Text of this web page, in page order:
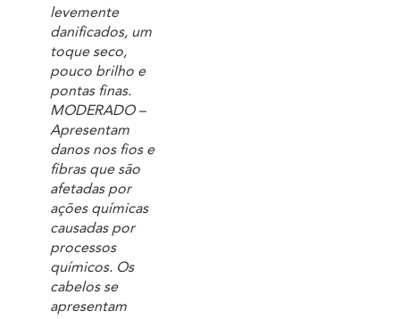
levemente
danificados, um
toque seco,
pouco brilho e
pontas finas.
MODERADO –
Apresentam
danos nos fios e
fibras que são
afetadas por
ações químicas
causadas por
processos
químicos. Os
cabelos se
apresentam